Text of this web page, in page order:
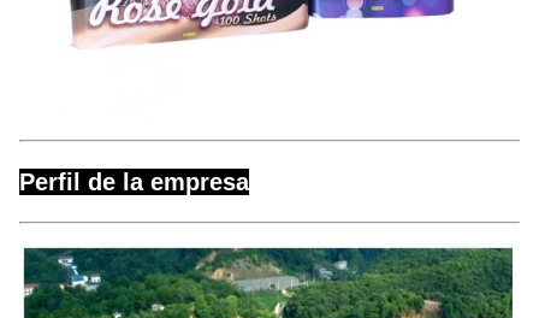
Perfil de la empresa